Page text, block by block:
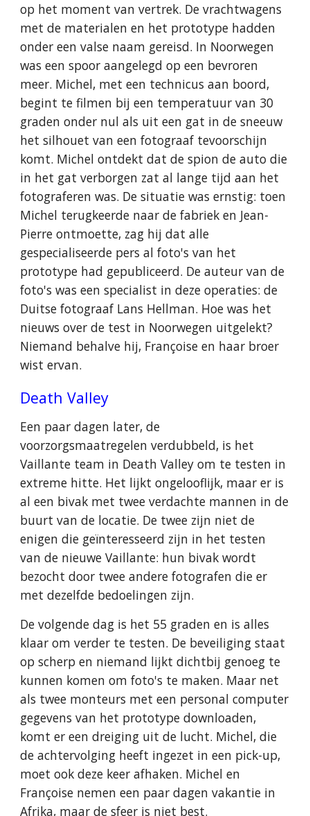
op het moment van vertrek. De vrachtwagens
met de materialen en het prototype hadden
onder een valse naam gereisd. In Noorwegen
was een spoor aangelegd op een bevroren
meer. Michel, met een technicus aan boord,
begint te filmen bij een temperatuur van 30
graden onder nul als uit een gat in de sneeuw
het silhouet van een fotograaf tevoorschijn
komt. Michel ontdekt dat de spion de auto die
in het gat verborgen zat al lange tijd aan het
fotograferen was. De situatie was ernstig: toen
Michel terugkeerde naar de fabriek en Jean-
Pierre ontmoette, zag hij dat alle
gespecialiseerde pers al foto's van het
prototype had gepubliceerd. De auteur van de
foto's was een specialist in deze operaties: de
Duitse fotograaf Lans Hellman. Hoe was het
nieuws over de test in Noorwegen uitgelekt?
Niemand behalve hij, Françoise en haar broer
wist ervan.
Death Valley
Een paar dagen later, de
voorzorgsmaatregelen verdubbeld, is het
Vaillante team in Death Valley om te testen in
extreme hitte. Het lijkt ongelooflijk, maar er is
al een bivak met twee verdachte mannen in de
buurt van de locatie. De twee zijn niet de
enigen die geïnteresseerd zijn in het testen
van de nieuwe Vaillante: hun bivak wordt
bezocht door twee andere fotografen die er
met dezelfde bedoelingen zijn.
De volgende dag is het 55 graden en is alles
klaar om verder te testen. De beveiliging staat
op scherp en niemand lijkt dichtbij genoeg te
kunnen komen om foto's te maken. Maar net
als twee monteurs met een personal computer
gegevens van het prototype downloaden,
komt er een dreiging uit de lucht. Michel, die
de achtervolging heeft ingezet in een pick-up,
moet ook deze keer afhaken. Michel en
Françoise nemen een paar dagen vakantie in
Afrika, maar de sfeer is niet best.